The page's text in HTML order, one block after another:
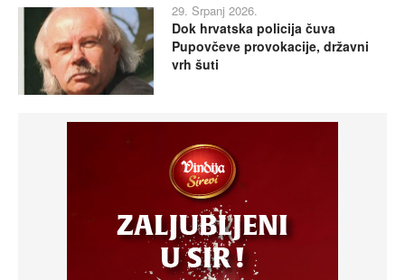
29. Srpanj 2026.
Dok hrvatska policija čuva
Pupovčeve provokacije, državni
vrh šuti